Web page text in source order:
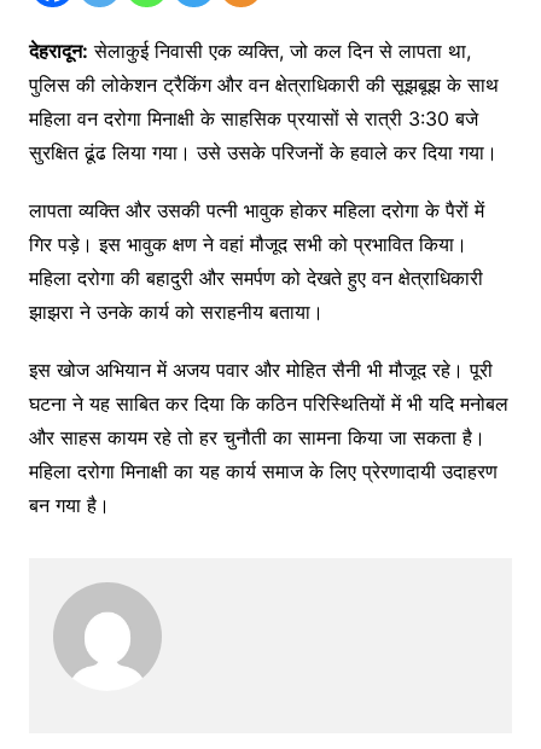
देहरादून: सेलाकुई निवासी एक व्यक्ति, जो कल दिन से लापता था,
पुलिस की लोकेशन ट्रैकिंग और वन क्षेत्राधिकारी की सूझबूझ के साथ
महिला वन दरोगा मिनाक्षी के साहसिक प्रयासों से रात्री 3:30 बजे
सुरक्षित ढूंढ लिया गया। उसे उसके परिजनों के हवाले कर दिया गया।
लापता व्यक्ति और उसकी पत्नी भावुक होकर महिला दरोगा के पैरों में
गिर पड़े। इस भावुक क्षण ने वहां मौजूद सभी को प्रभावित किया।
महिला दरोगा की बहादुरी और समर्पण को देखते हुए वन क्षेत्राधिकारी
झाझरा ने उनके कार्य को सराहनीय बताया।
इस खोज अभियान में अजय पवार और मोहित सैनी भी मौजूद रहे। पूरी
घटना ने यह साबित कर दिया कि कठिन परिस्थितियों में भी यदि मनोबल
और साहस कायम रहे तो हर चुनौती का सामना किया जा सकता है।
महिला दरोगा मिनाक्षी का यह कार्य समाज के लिए प्रेरणादायी उदाहरण
बन गया है।